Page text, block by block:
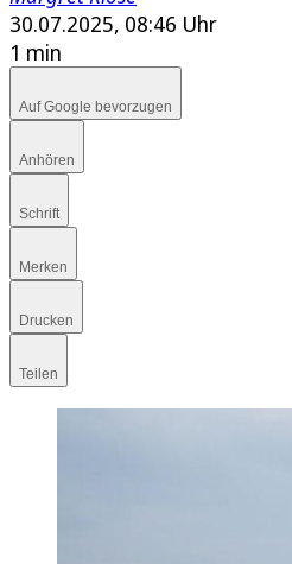
30.07.2025, 08:46 Uhr
1 min
Auf Google bevorzugen
Anhören
Schrift
Merken
Drucken
Teilen